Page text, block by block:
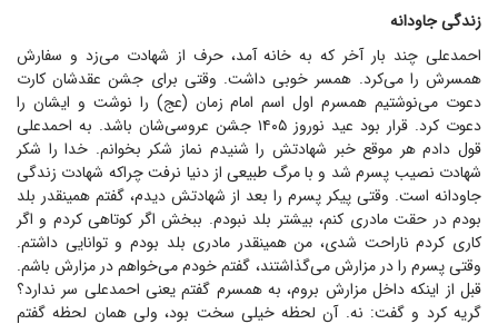
زندگی جاودانه
احمد‌علی چند بار آخر که به خانه آمد، حرف از شهادت می‌زد و سفارش
همسرش را می‌کرد. همسر خوبی داشت. وقتی برای جشن عقدشان کارت
دعوت می‌نوشتیم همسرم اول اسم امام زمان (عج) را نوشت و ایشان را
دعوت کرد. قرار بود عید نوروز ۱۴۰۵ جشن عروسی‌شان باشد. به احمدعلی
قول دادم هر موقع خبر شهادتش را شنیدم نماز شکر بخوانم. خدا را شکر
شهادت نصیب پسرم شد و با مرگ طبیعی از دنیا نرفت چراکه شهادت زندگی
جاودانه است. وقتی پیکر پسرم را بعد از شهادتش دیدم، گفتم همینقدر بلد
بودم در حقت مادری کنم، بیشتر بلد نبودم. ببخش اگر کوتاهی کردم و اگر
کاری کردم ناراحت شدی، من همینقدر مادری بلد بودم و توانایی داشتم.
وقتی پسرم را در مزارش می‌گذاشتند، گفتم خودم می‌خواهم در مزارش باشم.
قبل از اینکه داخل مزارش بروم، به همسرم گفتم یعنی احمد‌علی سر ندارد؟
گریه کرد و گفت: نه. آن لحظه خیلی سخت بود، ولی همان لحظه گفتم